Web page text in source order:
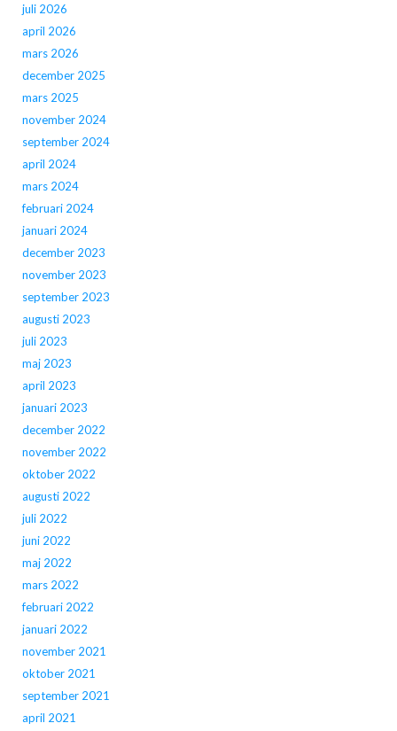
juli 2026
april 2026
mars 2026
december 2025
mars 2025
november 2024
september 2024
april 2024
mars 2024
februari 2024
januari 2024
december 2023
november 2023
september 2023
augusti 2023
juli 2023
maj 2023
april 2023
januari 2023
december 2022
november 2022
oktober 2022
augusti 2022
juli 2022
juni 2022
maj 2022
mars 2022
februari 2022
januari 2022
november 2021
oktober 2021
september 2021
april 2021